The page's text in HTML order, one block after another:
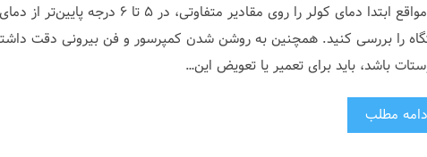
این مواقع ابتدا دمای کولر را روی مقادیر
را بررسی کنید. همچنین به روشن شدن کمپرسور و فن بیرونی دقت
باشد، باید برای تعمیر یا تعویض این…
مطلب